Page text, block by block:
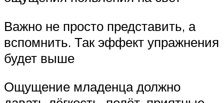
Важно не просто представить, а
вспомнить. Так эффект упражнения
будет выше
Ощущение младенца должно